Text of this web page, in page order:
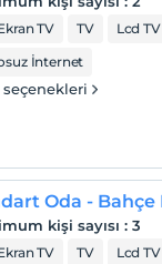
sonrası
TV TV
Lcd TV
İnternet
seçenekleri
kişi sayısı : 3
TV TV
Lcd TV